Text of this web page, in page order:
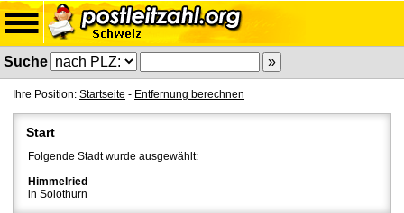
Suche
Ihre Position: Startseite - Entfernung berechnen
Start
Folgende Stadt wurde ausgewählt:
Himmelried
in Solothurn